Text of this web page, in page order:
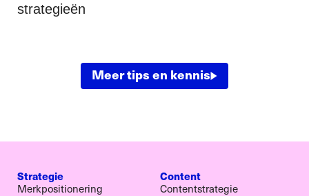
strategieën
Meer tips en kennis
Strategie
Merkpositionering
Content
Contentstrategie